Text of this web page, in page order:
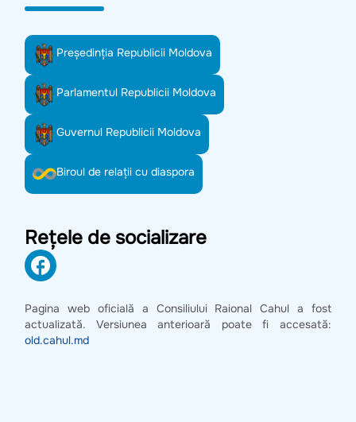
Preşedinţia Republicii Moldova
Parlamentul Republicii Moldova
Guvernul Republicii Moldova
Biroul de relații cu diaspora
Rețele de socializare
Pagina web oficială a Consiliului Raional Cahul a fost
actualizată. Versiunea anterioară poate fi accesată:
old.cahul.md